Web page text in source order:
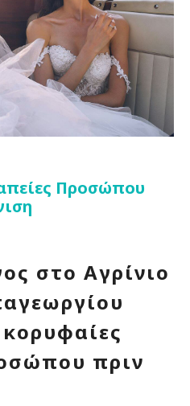
Προσώπου
στο Αγρίνιο
κορυφαίες
πριν